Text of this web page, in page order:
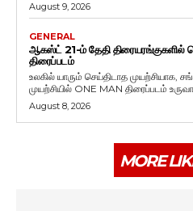
August 9, 2026
GENERAL
ஆகஸ்ட் 21-ம் தேதி திரையரங்குகளில்
திரைப்படம்
உலகில் யாரும் செய்திடாத முயற்சியாக,
முயற்சியில் ONE MAN திரைப்படம்
August 8, 2026
MORE